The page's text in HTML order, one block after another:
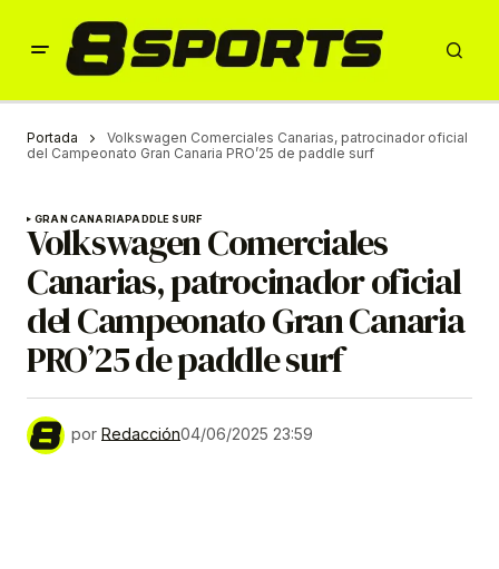
Portada
Volkswagen Comerciales Canarias, patrocinador oficial
del Campeonato Gran Canaria PRO’25 de paddle surf
GRAN CANARIAPADDLE SURF
Volkswagen Comerciales
Canarias, patrocinador oficial
del Campeonato Gran Canaria
PRO’25 de paddle surf
por Redacción04/06/2025 23:59